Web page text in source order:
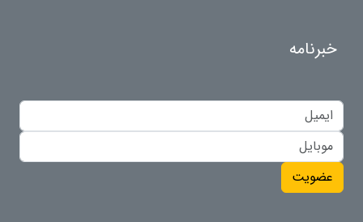
خبرنامه
عضویت